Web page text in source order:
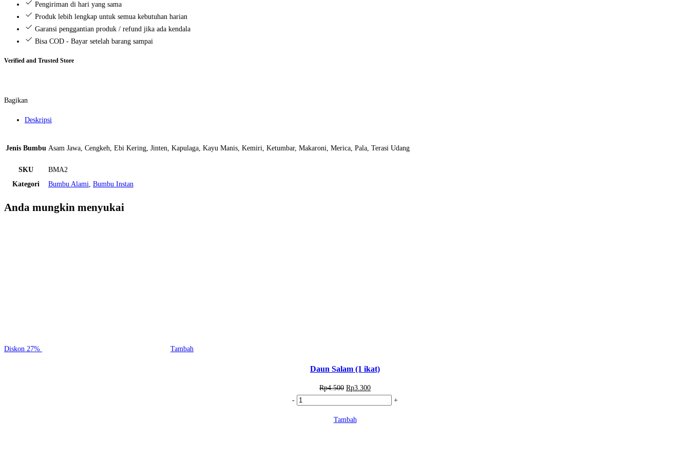
pcs)
Pengiriman di hari yang sama
Produk lebih lengkap untuk semua kebutuhan harian
Garansi penggantian produk / refund jika ada kendala
Bisa COD - Bayar setelah barang sampai
Verified and Trusted Store
Bagikan
Deskripsi
Jenis Bumbu Asam Jawa, Cengkeh, Ebi Kering, Jinten, Kapulaga, Kayu Manis, Kemiri, Ketumbar, Makaroni, Merica, Pala, Terasi Udang
SKU
BMA2
Kategori
Bumbu Alami, Bumbu Instan
Anda mungkin menyukai
Diskon 27% Tambah
Daun Salam (1 ikat)
Rp4.500 Rp3.300
- Kuantitas
+
Tambah